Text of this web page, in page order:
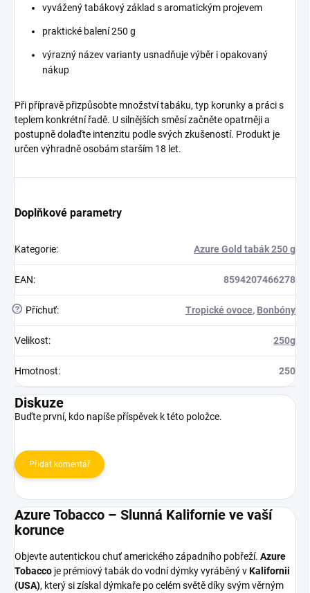
vyvážený tabákový základ s aromatickým projevem
praktické balení 250 g
výrazný název varianty usnadňuje výběr i opakovaný
nákup
Při přípravě přizpůsobte množství tabáku, typ korunky a práci s
teplem konkrétní řadě. U silnějších směsí začněte opatrněji a
postupně dolaďte intenzitu podle svých zkušeností. Produkt je
určen výhradně osobám starším 18 let.
Doplňkové parametry
Kategorie: Azure Gold tabák 250 g
EAN: 8594207466278
? Příchuť: Tropické ovoce, Bonbóny
Velikost: 250g
Hmotnost: 250
Diskuze
Buďte první, kdo napíše příspěvek k této položce.
Přidat komentář
Azure Tobacco – Slunná Kalifornie ve vaší
korunce
Objevte autentickou chuť amerického západního pobřeží. Azure
Tobacco je prémiový tabák do vodní dýmky vyráběný vKalifornii
(USA), který si získal dýmkaře po celém světě díky svým věrným